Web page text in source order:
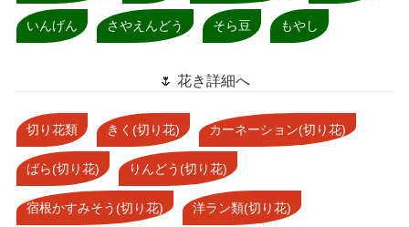
いんげん さやえんどう そら豆 もやし
🌷 花き詳細へ
切り花類 きく(切り花) カーネーション(切り花)
ばら(切り花) りんどう(切り花)
宿根かすみそう(切り花) 洋ラン類(切り花)